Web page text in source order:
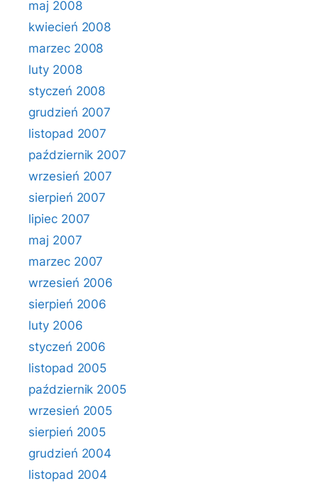
maj 2008
kwiecień 2008
marzec 2008
luty 2008
styczeń 2008
grudzień 2007
listopad 2007
październik 2007
wrzesień 2007
sierpień 2007
lipiec 2007
maj 2007
marzec 2007
wrzesień 2006
sierpień 2006
luty 2006
styczeń 2006
listopad 2005
październik 2005
wrzesień 2005
sierpień 2005
grudzień 2004
listopad 2004